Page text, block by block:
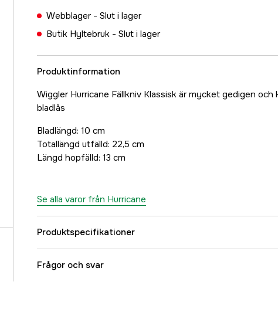
Webblager - Slut i lager
Butik Hyltebruk - Slut i lager
Produktinformation
Wiggler Hurricane Fällkniv Klassisk är mycket gedigen
bladlås
Bladlängd: 10 cm
Totallängd utfälld: 22,5 cm
Längd hopfälld: 13 cm
Se alla varor från Hurricane
Produktspecifikationer
Referensnummer
Frågor och svar